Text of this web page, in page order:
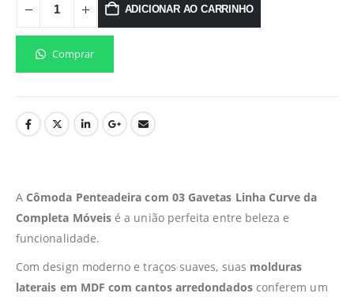
ADICIONAR AO CARRINHO
Comprar
A Cômoda Penteadeira com 03 Gavetas Linha Curve da
Completa Móveis é a união perfeita entre beleza e
funcionalidade.
Com design moderno e traços suaves, suas molduras
laterais em MDF com cantos arredondadosconferem um